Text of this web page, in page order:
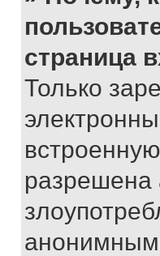
страница
Только
разрешена